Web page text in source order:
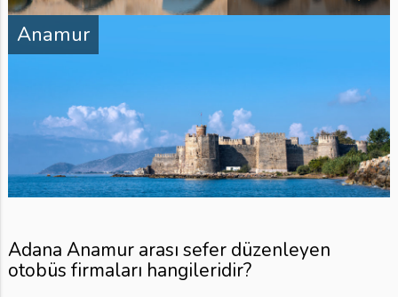
Anamur
Adana Anamur arası sefer düzenleyen
otobüs firmaları hangileridir?